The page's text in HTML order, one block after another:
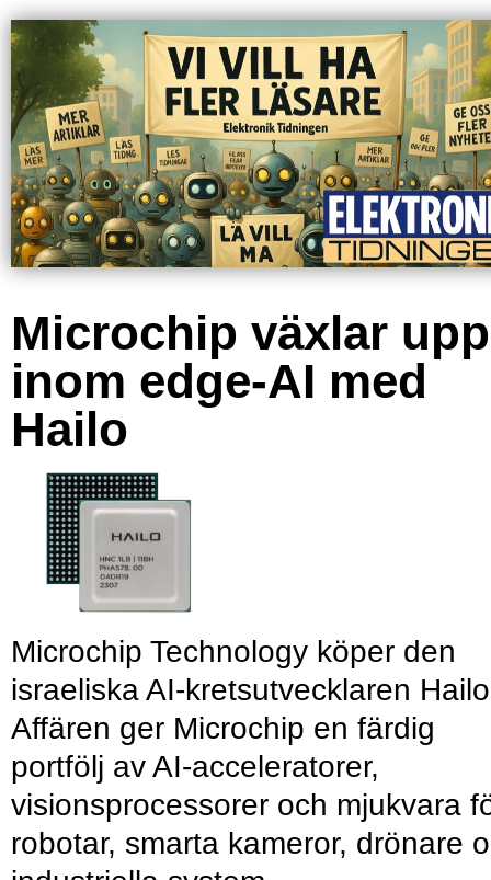
Microchip växlar upp
inom edge-AI med
Hailo
Microchip Technology köper den
israeliska AI-kretsutvecklaren
Affären ger Microchip en färdig
portfölj av AI-acceleratorer,
visionsprocessorer och mjukvara
robotar, smarta kameror, drönare